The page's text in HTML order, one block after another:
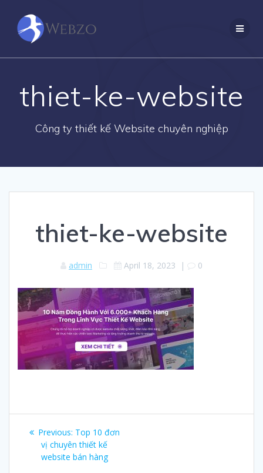
thiet-ke-website
Công ty thiết kế Website chuyên nghiệp
thiet-ke-website
admin April 18, 2023 | 0
Post
navigation
Previous: Previous
post:
Top 10 đơn
vị chuyên thiết kế
website bán hàng